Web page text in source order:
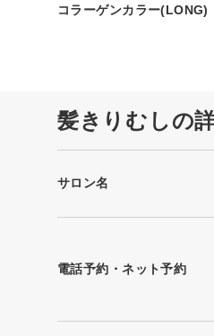
コラーゲンカラー(LONG)
髪きりむしの
サロン名
電話予約・ネット予約